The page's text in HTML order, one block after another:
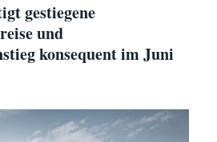
gestiegene
und
konsequent im Juni